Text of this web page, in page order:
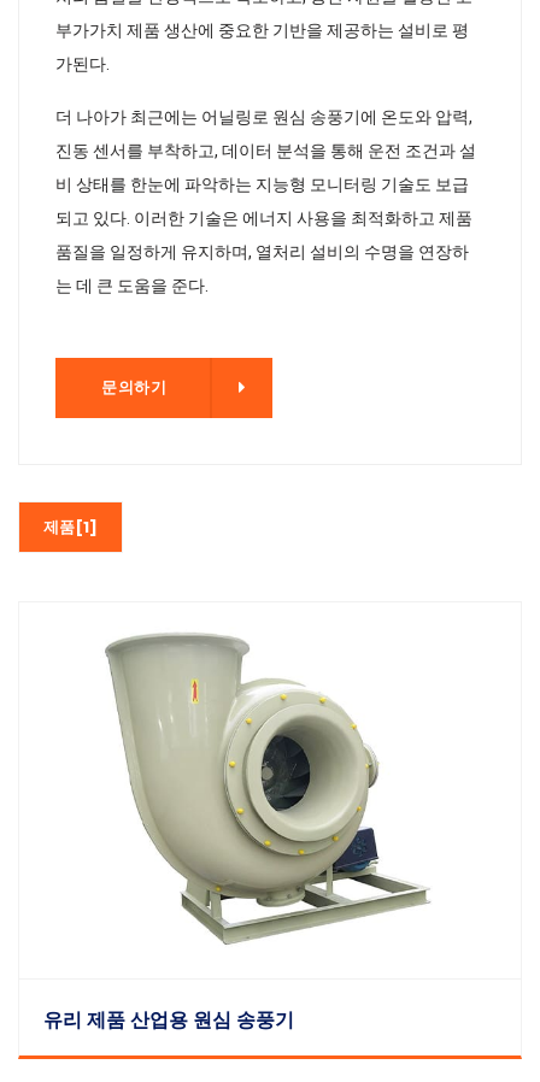
부가가치 제품 생산에 중요한 기반을 제공하는 설비로 평
가된다.
더 나아가 최근에는 어닐링로 원심 송풍기에 온도와 압력,
진동 센서를 부착하고, 데이터 분석을 통해 운전 조건과 설
비 상태를 한눈에 파악하는 지능형 모니터링 기술도 보급
되고 있다. 이러한 기술은 에너지 사용을 최적화하고 제품
품질을 일정하게 유지하며, 열처리 설비의 수명을 연장하
는 데 큰 도움을 준다.
문의하기
제품[1]
유리 제품 산업용 원심 송풍기